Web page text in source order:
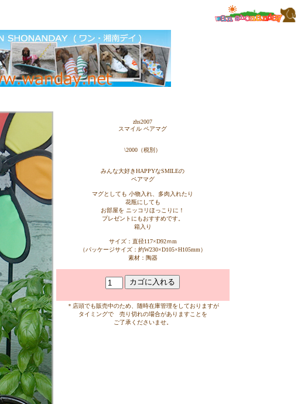
zhs2007
スマイル ペアマグ
\2000（税別）
みんな大好きHAPPYなSMILEの
ペアマグ
マグとしても 小物入れ、多肉入れたり
花瓶にしても
お部屋を ニッコリほっこりに！
プレゼントにもおすすめです。
箱入り
サイズ：直径117×D92ｍm
（パッケージサイズ：約W230×D105×H105mm）
素材：陶器
＊店頭でも販売中のため、随時在庫管理をしておりますが
タイミングで 売り切れの場合がありますことを
ご了承くださいませ。